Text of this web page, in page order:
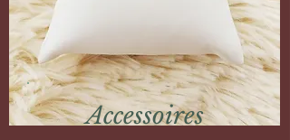
Accessoires